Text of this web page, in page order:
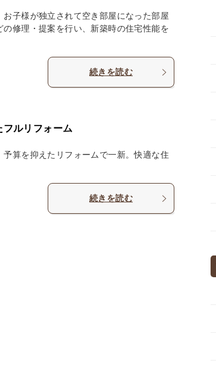
子様が独立されて空き部屋になった部屋
修理・提案を行い、新築時の住宅性能を
続きを読む
ルリフォーム
算を抑えたリフォームで一新。快適な住
続きを読む